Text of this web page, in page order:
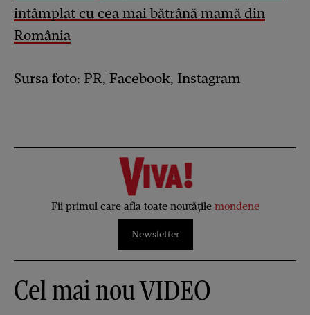
întâmplat cu cea mai bătrână mamă din
România
Sursa foto: PR, Facebook, Instagram
Fii primul care afla toate noutățile mondene
Newsletter
Cel mai nou VIDEO